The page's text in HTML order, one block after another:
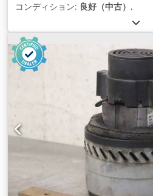
コンディション: 良好（中古） ,